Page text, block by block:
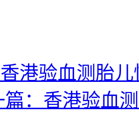
香港验血测胎
篇：香港验血